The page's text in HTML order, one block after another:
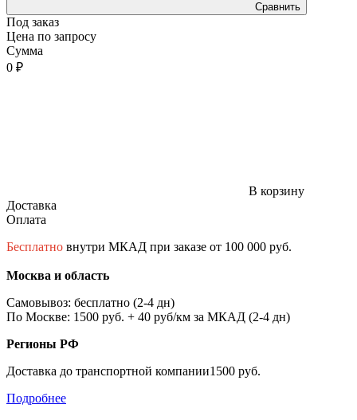
Сравнить
Под заказ
Цена по запросу
Сумма
0 ₽
В корзину
Доставка
Оплата
Бесплатно внутри МКАД при заказе от 100 000 руб.
Москва и область
Самовывоз: бесплатно (2-4 дн)
По Москве: 1500 руб. + 40 руб/км за МКАД (2-4 дн)
Регионы РФ
Доставка до транспортной компании1500 руб.
Подробнее